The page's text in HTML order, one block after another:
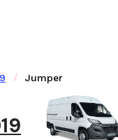
Jumper